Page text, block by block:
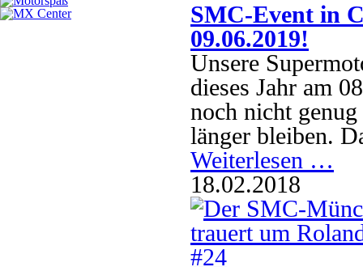
SMC-Event in
09.06.2019!
Unsere
dieses Jahr am
noch nicht
länger bleiben.
Weiterlesen …
18.02.2018